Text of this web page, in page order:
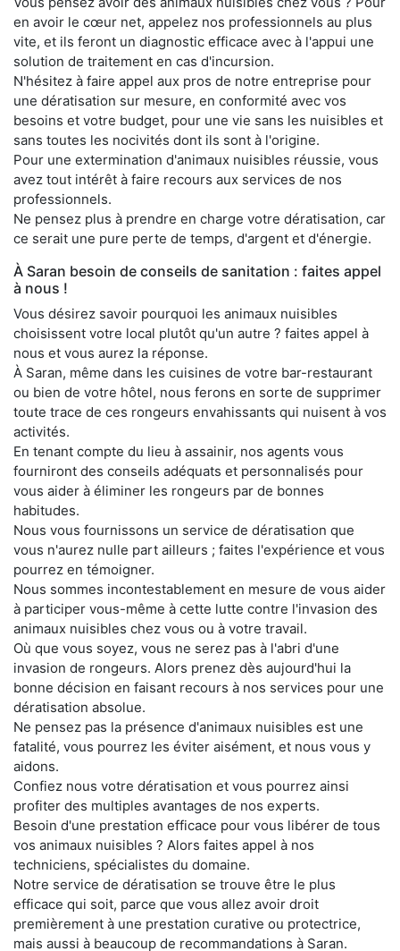
en avoir le cœur net, appelez nos professionnels au plus
vite, et ils feront un diagnostic efficace avec à l'appui une
solution de traitement en cas d'incursion.
N'hésitez à faire appel aux pros de notre entreprise pour
une dératisation sur mesure, en conformité avec vos
besoins et votre budget, pour une vie sans les nuisibles et
sans toutes les nocivités dont ils sont à l'origine.
Pour une extermination d'animaux nuisibles réussie, vous
avez tout intérêt à faire recours aux services de nos
professionnels.
Ne pensez plus à prendre en charge votre dératisation, car
ce serait une pure perte de temps, d'argent et d'énergie.
À Saran besoin de conseils de sanitation : faites appel
à nous !
Vous désirez savoir pourquoi les animaux nuisibles
choisissent votre local plutôt qu'un autre ? faites appel à
nous et vous aurez la réponse.
À Saran, même dans les cuisines de votre bar-restaurant
ou bien de votre hôtel, nous ferons en sorte de supprimer
toute trace de ces rongeurs envahissants qui nuisent à vos
activités.
En tenant compte du lieu à assainir, nos agents vous
fourniront des conseils adéquats et personnalisés pour
vous aider à éliminer les rongeurs par de bonnes
habitudes.
Nous vous fournissons un service de dératisation que
vous n'aurez nulle part ailleurs ; faites l'expérience et vous
pourrez en témoigner.
Nous sommes incontestablement en mesure de vous aider
à participer vous-même à cette lutte contre l'invasion des
animaux nuisibles chez vous ou à votre travail.
Où que vous soyez, vous ne serez pas à l'abri d'une
invasion de rongeurs. Alors prenez dès aujourd'hui la
bonne décision en faisant recours à nos services pour une
dératisation absolue.
Ne pensez pas la présence d'animaux nuisibles est une
fatalité, vous pourrez les éviter aisément, et nous vous y
aidons.
Confiez nous votre dératisation et vous pourrez ainsi
profiter des multiples avantages de nos experts.
Besoin d'une prestation efficace pour vous libérer de tous
vos animaux nuisibles ? Alors faites appel à nos
techniciens, spécialistes du domaine.
Notre service de dératisation se trouve être le plus
efficace qui soit, parce que vous allez avoir droit
premièrement à une prestation curative ou protectrice,
mais aussi à beaucoup de recommandations à Saran.